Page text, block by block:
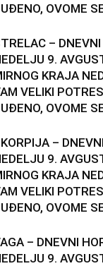
OVOME
–
9.
KRAJA
VELIKI
OVOME
–
9.
KRAJA
VELIKI
OVOME
– DNEVNI
9.